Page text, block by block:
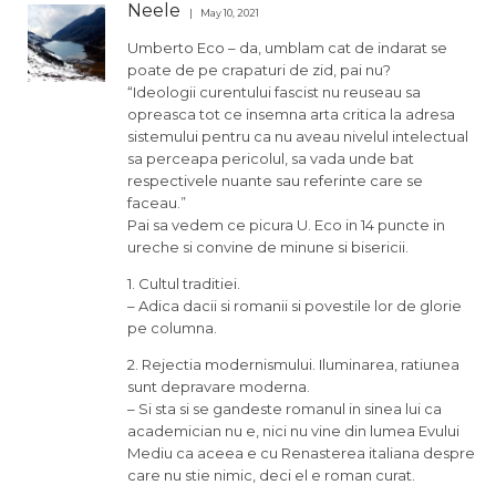
Neele May 10, 2021
Umberto Eco – da, umblam cat de indarat se
poate de pe crapaturi de zid, pai nu?
“Ideologii curentului fascist nu reuseau sa
opreasca tot ce insemna arta critica la adresa
sistemului pentru ca nu aveau nivelul intelectual
sa perceapa pericolul, sa vada unde bat
respectivele nuante sau referinte care se
faceau.”
Pai sa vedem ce picura U. Eco in 14 puncte in
ureche si convine de minune si bisericii.
1. Cultul traditiei.
– Adica dacii si romanii si povestile lor de glorie
pe columna.
2. Rejectia modernismului. Iluminarea, ratiunea
sunt depravare moderna.
– Si sta si se gandeste romanul in sinea lui ca
academician nu e, nici nu vine din lumea Evului
Mediu ca aceea e cu Renasterea italiana despre
care nu stie nimic, deci el e roman curat.